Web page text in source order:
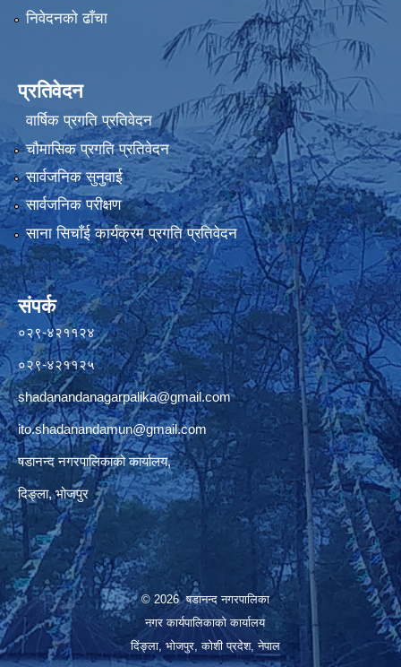
निवेदनको ढाँचा
प्रतिवेदन
वार्षिक प्रगति प्रतिवेदन
चौमासिक प्रगति प्रतिवेदन
सार्वजनिक सुनुवाई
सार्वजनिक परीक्षण
साना सिचाँई कार्यक्रम प्रगति प्रतिवेदन
संपर्क
०२९-४२११२४
०२९-४२११२५
shadanandanagarpalika@gmail.com
ito.shadanandamun@gmail.com
षडानन्द नगरपालिकाको कार्यालय,
दिङ्ला, भोजपुर
© 2026 षडानन्द नगरपालिका
नगर कार्यपालिकाको कार्यालय
दिंङ्ला, भोजपुर, कोशी प्रदेश, नेपाल